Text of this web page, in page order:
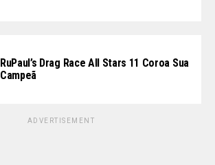
RuPaul’s Drag Race All Stars 11 Coroa Sua
Campeã
ADVERTISEMENT